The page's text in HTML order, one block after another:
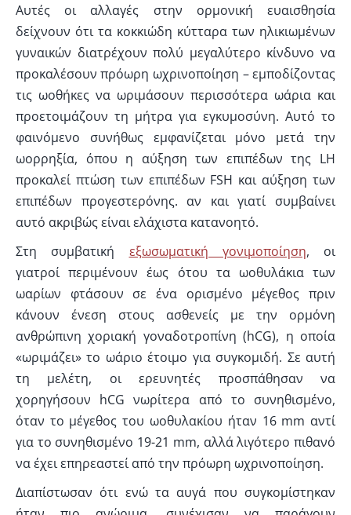
Αυτές οι αλλαγές στην ορμονική ευαισθησία
δείχνουν ότι τα κοκκιώδη κύτταρα των ηλικιωμένων
γυναικών διατρέχουν πολύ μεγαλύτερο κίνδυνο να
προκαλέσουν πρόωρη ωχρινοποίηση – εμποδίζοντας
τις ωοθήκες να ωριμάσουν περισσότερα ωάρια και
προετοιμάζουν τη μήτρα για εγκυμοσύνη. Αυτό το
φαινόμενο συνήθως εμφανίζεται μόνο μετά την
ωορρηξία, όπου η αύξηση των επιπέδων της LH
προκαλεί πτώση των επιπέδων FSH και αύξηση των
επιπέδων προγεστερόνης. αν και γιατί συμβαίνει
αυτό ακριβώς είναι ελάχιστα κατανοητό.
Στη συμβατική εξωσωματική γονιμοποίηση, οι
γιατροί περιμένουν έως ότου τα ωοθυλάκια των
ωαρίων φτάσουν σε ένα ορισμένο μέγεθος πριν
κάνουν ένεση στους ασθενείς με την ορμόνη
ανθρώπινη χοριακή γοναδοτροπίνη (hCG), η οποία
«ωριμάζει» το ωάριο έτοιμο για συγκομιδή. Σε αυτή
τη μελέτη, οι ερευνητές προσπάθησαν να
χορηγήσουν hCG νωρίτερα από το συνηθισμένο,
όταν το μέγεθος του ωοθυλακίου ήταν 16 mm αντί
για το συνηθισμένο 19-21 mm, αλλά λιγότερο πιθανό
να έχει επηρεαστεί από την πρόωρη ωχρινοποίηση.
Διαπίστωσαν ότι ενώ τα αυγά που συγκομίστηκαν